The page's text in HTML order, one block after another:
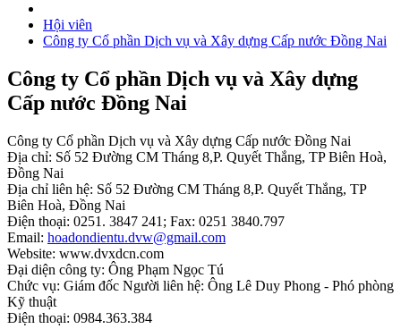
Hội viên
Công ty Cổ phần Dịch vụ và Xây dựng Cấp nước Đồng Nai
Công ty Cổ phần Dịch vụ và Xây dựng
Cấp nước Đồng Nai
Công ty Cổ phần Dịch vụ và Xây dựng Cấp nước Đồng Nai
Địa chỉ: Số 52 Đường CM Tháng 8,P. Quyết Thắng, TP Biên Hoà,
Đồng Nai
Địa chỉ liên hệ: Số 52 Đường CM Tháng 8,P. Quyết Thắng, TP
Biên Hoà, Đồng Nai
Điện thoại: 0251. 3847 241; Fax: 0251 3840.797
Email: hoadondientu.dvw@gmail.com
Website: www.dvxdcn.com
Đại diện công ty: Ông Phạm Ngọc Tú
Chức vụ: Giám đốc Người liên hệ: Ông Lê Duy Phong - Phó phòng
Kỹ thuật
Điện thoại: 0984.363.384